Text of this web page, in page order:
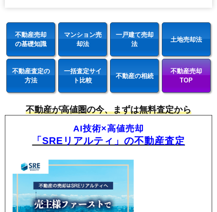
不動産売却
の基礎知識
マンション売
却法
一戸建て売却
法
土地売却法
不動産査定の
方法
一括査定サイ
ト比較
不動産の相続
不動産売却
TOP
不動産が高値圏の今、まずは無料査定から
AI技術×高値売却
「SREリアルティ」の不動産査定